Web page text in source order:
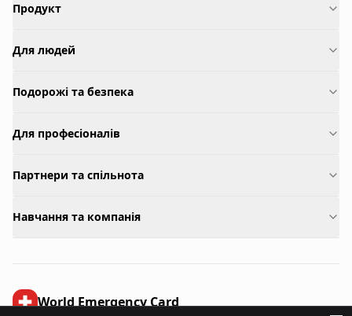
Продукт
Для людей
Подорожі та безпека
Для професіоналів
Партнери та спільнота
Навчання та компанія
World Emergency Card